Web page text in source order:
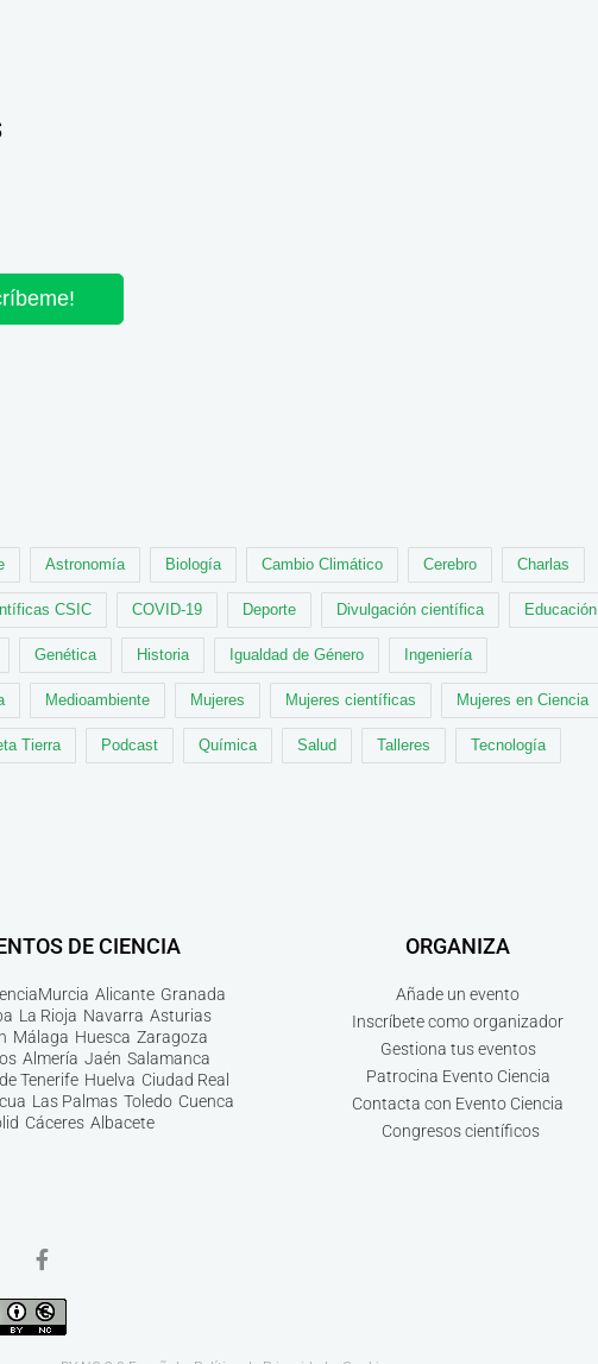
Astronomía Biología Cambio Climático Cerebro Charlas
CSIC COVID-19 Deporte Divulgación científica Educación
Genética Historia Igualdad de Género Ingeniería
Medioambiente Mujeres Mujeres científicas Mujeres en Ciencia
Tierra Podcast Química Salud Talleres Tecnología
DE CIENCIA
Murcia Alicante Granada
La Rioja Navarra Asturias
Málaga Huesca Zaragoza
Almería Jaén Salamanca
Tenerife Huelva Ciudad Real
Las Palmas Toledo Cuenca
Cáceres Albacete
ORGANIZA
Añade un evento
Inscríbete como organizador
Gestiona tus eventos
Patrocina Evento Ciencia
Contacta con Evento Ciencia
Congresos científicos